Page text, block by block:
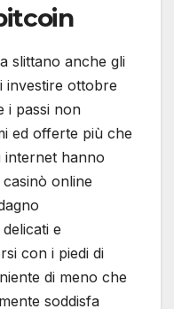
slittano anche gli
investire ottobre
i passi non
ed offerte più che
internet hanno
online
e
con i piedi di
di meno che
soddisfa